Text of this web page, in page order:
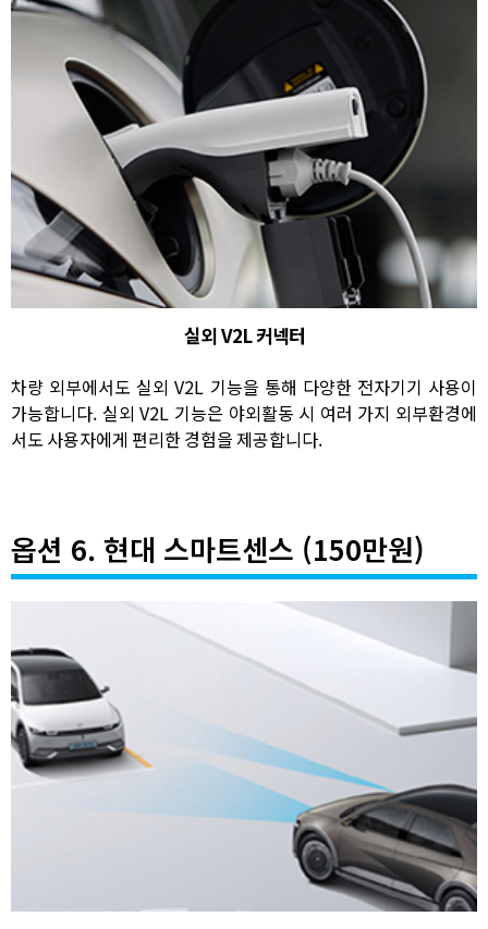
실외 V2L 커넥터
차량 외부에서도 실외 V2L 기능을 통해 다양한 전자기기 사용이
가능합니다. 실외 V2L 기능은 야외활동 시 여러 가지 외부환경에
서도 사용자에게 편리한 경험을 제공합니다.
옵션 6. 현대 스마트센스 (150만원)